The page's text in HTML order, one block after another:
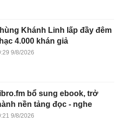
Khánh Linh lấp đầy đêm
4.000 khán giả
9/8/2026
bổ sung ebook, trở
nền tảng đọc - nghe
9/8/2026